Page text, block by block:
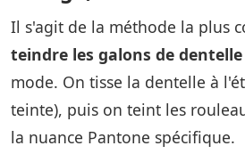
Il s'agit de la méthode la plus
teindre les galons de dentelle
mode. On tisse la dentelle à
teinte), puis on teint les
la nuance Pantone spécifique.